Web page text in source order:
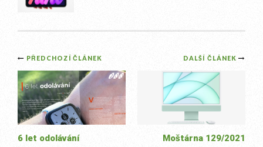
Post
navigation
DALŠÍ ČLÁNEK
Moštárna 129/2021
PŘEDCHOZÍ ČLÁNEK
6 let odolávání